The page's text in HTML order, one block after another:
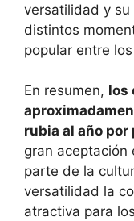
versatilidad y
distintos
popular entre
En resumen, los
rubia al año por
gran aceptación
parte de la
versatilidad la
atractiva para